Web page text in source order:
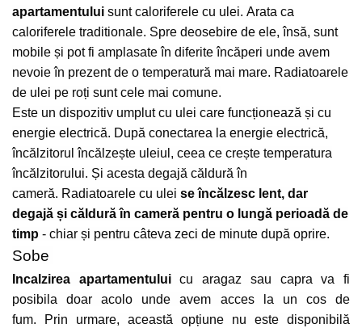
apartamentului sunt caloriferele cu ulei. Arata ca
caloriferele traditionale. Spre deosebire de ele, însă, sunt
mobile și pot fi amplasate în diferite încăperi unde avem
nevoie în prezent de o temperatură mai mare. Radiatoarele
de ulei pe roți sunt cele mai comune.
Este un dispozitiv umplut cu ulei care funcționează și cu
energie electrică. După conectarea la energie electrică,
încălzitorul încălzește uleiul, ceea ce crește temperatura
încălzitorului. Și acesta degajă căldură în
cameră. Radiatoarele cu ulei se încălzesc lent, dar
degajă și căldură în cameră pentru o lungă perioadă de
timp - chiar și pentru câteva zeci de minute după oprire.
Sobe
Incalzirea apartamentuluicu aragaz sau capra va fi
posibila doar acolo unde avem acces la un cos de
fum.
Prin urmare, această opțiune nu este disponibilă